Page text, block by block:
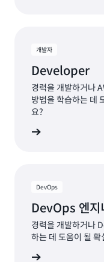
개발자
Developer
경력을 개발하거나
방법을 학습하는 데
요?
DevOps
DevOps 엔지
경력을 개발하거나
하는 데 도움이 될